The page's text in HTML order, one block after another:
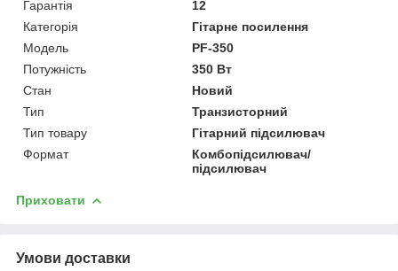
Гарантія
12
Категорія
Гітарне посилення
Мoдель
PF-350
Потужність
350 Вт
Стан
Новий
Тип
Транзисторний
Тип товару
Гітарний підсилювач
Формат
Комбопідсилювач/
підсилювач
Приховати
Умови доставки